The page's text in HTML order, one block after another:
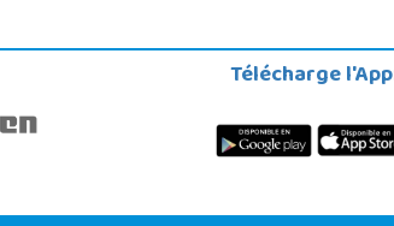
Télécharge